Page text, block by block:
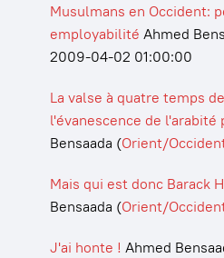
Musulmans en Occident:
employabilité Ahmed
2009-04-02 01:00:00
La valse à quatre temps
l'évanescence de l'arabité
Bensaada (Orient/
Mais qui est donc Barack
Bensaada (Orient/
J'ai honte ! Ahmed